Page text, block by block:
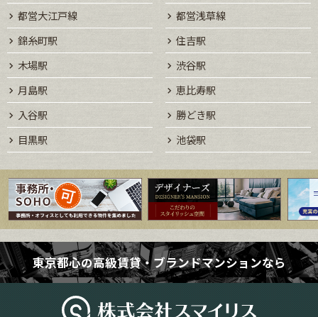
都営大江戸線
都営浅草線
錦糸町駅
住吉駅
木場駅
渋谷駅
月島駅
恵比寿駅
入谷駅
勝どき駅
目黒駅
池袋駅
東京都心の高級賃貸・ブランドマンションなら